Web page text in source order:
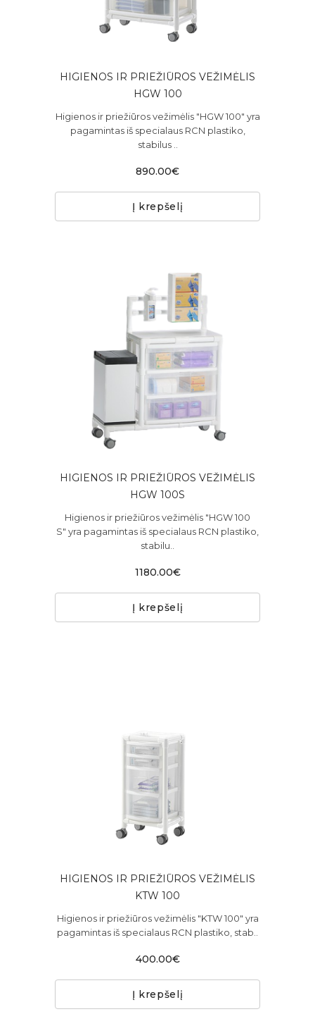
HIGIENOS IR PRIEŽIŪROS VEŽIMĖLIS
HGW 100
Higienos ir priežiūros vežimėlis "HGW 100" yra
pagamintas iš specialaus RCN plastiko,
stabilus ..
890.00€
Į krepšelį
HIGIENOS IR PRIEŽIŪROS VEŽIMĖLIS
HGW 100S
Higienos ir priežiūros vežimėlis "HGW 100
S" yra pagamintas iš specialaus RCN plastiko,
stabilu..
1180.00€
Į krepšelį
HIGIENOS IR PRIEŽIŪROS VEŽIMĖLIS
KTW 100
Higienos ir priežiūros vežimėlis "KTW 100" yra
pagamintas iš specialaus RCN plastiko, stab..
400.00€
Į krepšelį